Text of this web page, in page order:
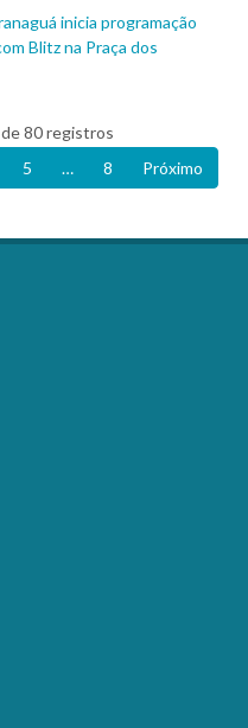
inicia programação
Blitz na Praça dos
80 registros
5 … 8 Próximo